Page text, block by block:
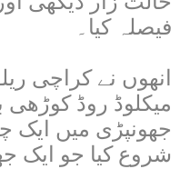
فیصلہ کیا۔
انھوں نے کراچی
میکلوڈ روڈ
جھونپڑی میں ایک
شروع کیا جو ایک